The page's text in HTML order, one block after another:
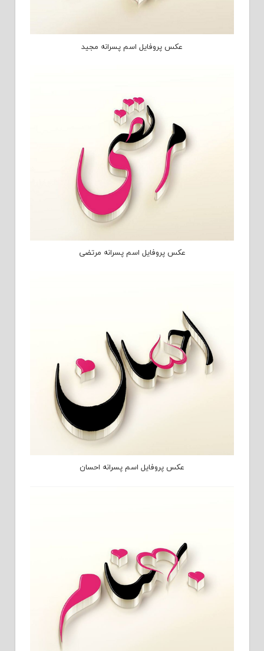
عکس پروفایل اسم پسرانه مجید
عکس پروفایل اسم پسرانه مرتضی
عکس پروفایل اسم پسرانه احسان